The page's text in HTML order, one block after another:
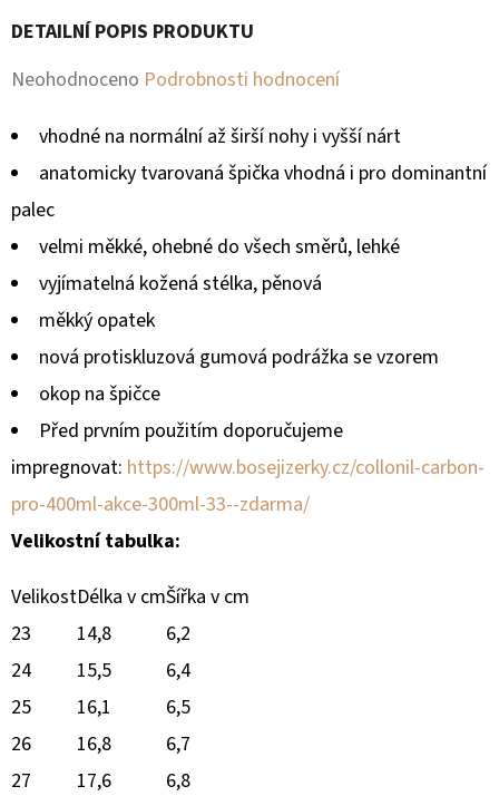
DETAILNÍ POPIS PRODUKTU
Průměrné
produktu
0,0
hvězdiček.
Neohodnoceno Podrobnosti hodnocení
vhodné na normální až širší nohy i vyšší nárt
anatomicky tvarovaná špička vhodná i pro dominantní
palec
velmi měkké, ohebné do všech směrů, lehké
vyjímatelná kožená stélka, pěnová
měkký opatek
nová protiskluzová gumová podrážka se vzorem
okop na špičce
Před prvním použitím doporučujeme
impregnovat: https://www.bosejizerky.cz/collonil-carbon-
pro-400ml-akce-300ml-33--zdarma/
Velikostní tabulka:
VelikostDélka v cmŠířka v cm
23
14,8
6,2
24
15,5
6,4
25
16,1
6,5
26
16,8
6,7
27
17,6 6,8
P
O
R
Č
U
E
M
E